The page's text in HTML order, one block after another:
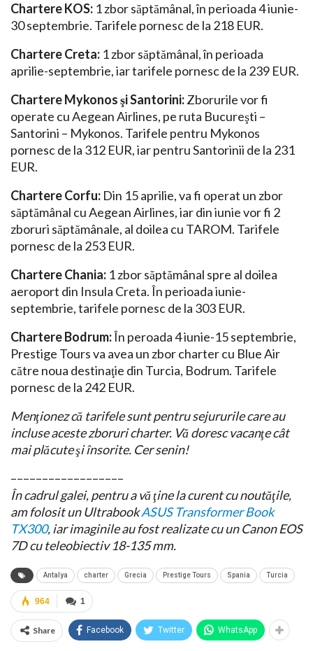
Chartere KOS: 1 zbor săptămânal, în perioada 4 iunie-
30 septembrie. Tarifele pornesc de la 218 EUR.
Chartere Creta: 1 zbor săptămânal, în perioada
aprilie-septembrie, iar tarifele pornesc de la 239 EUR.
Chartere Mykonos şi Santorini:Zborurile vor fi
operate cu Aegean Airlines, pe ruta Bucureşti –
Santorini – Mykonos. Tarifele pentru Mykonos
pornesc de la 312 EUR, iar pentru Santorinii de la 231
EUR.
Chartere Corfu: Din 15 aprilie, va fi operat un zbor
săptămânal cu Aegean Airlines, iar din iunie vor fi 2
zboruri săptămânale, al doilea cu TAROM. Tarifele
pornesc de la 253 EUR.
Chartere Chania: 1 zbor săptămânal spre al doilea
aeroport din Insula Creta. În perioada iunie-
septembrie, tarifele pornesc de la 303 EUR.
Chartere Bodrum:În peroada 4 iunie-15 septembrie,
Prestige Tours va avea un zbor charter cu Blue Air
către noua destinaţie din Turcia, Bodrum. Tarifele
pornesc de la 242 EUR.
Menţionez că tarifele sunt pentru sejururile care au
incluse aceste zboruri charter. Vă doresc vacanţe cât
mai plăcute şi însorite. Cer senin!
––––––––––––––––––
În cadrul galei, pentru a vă ţine la curent cu noutăţile,
am folosit un UltrabookASUS Transformer Book
TX300, iar imaginile au fost realizate cu un Canon EOS
7D cu teleobiectiv 18-135 mm.
Antalya charter Grecia Prestige Tours Spania Turcia
1
964
Share Facebook Twitter WhatsApp